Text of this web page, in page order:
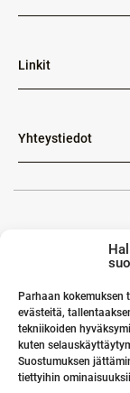
Parhaan kokemuksen
evästeitä,
tekniikoiden
kuten
Suostumuksen
tiettyihin
Linkit
Yhteystiedot